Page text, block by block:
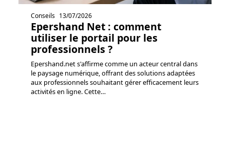
Conseils 13/07/2026
Epershand Net : comment
utiliser le portail pour les
professionnels ?
Epershand.net s'affirme comme un acteur central dans
le paysage numérique, offrant des solutions adaptées
aux professionnels souhaitant gérer efficacement leurs
activités en ligne. Cette…